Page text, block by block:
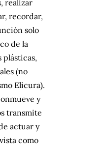
realizar
recordar,
solo
de la
plásticas,
(no
Elicura).
y
transmite
actuar y
como